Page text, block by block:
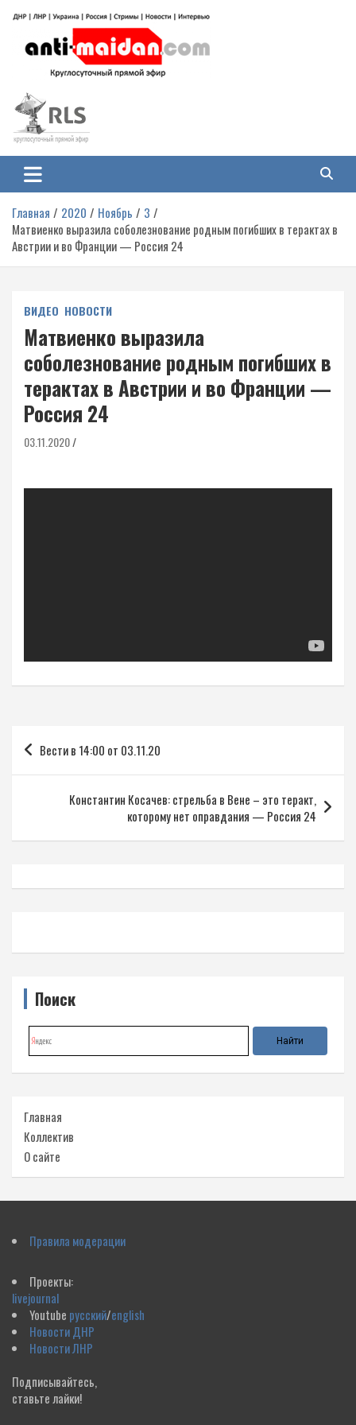
содержимому
Антимайдан: Гражданская война
на Украине
гражданской войне на Украине, включая события в Новороссии, ДНР,
ЛНР и других регионах.
Главная 2020 Ноябрь
3
Матвиенко выразила соболезнование родным погибших в терактах в
Австрии и во Франции — Россия 24
ВИДЕО НОВОСТИ
Матвиенко выразила
соболезнование родным погибших в
терактах в Австрии и во Франции —
Россия 24
03.11.2020
Навигация
по
записям
Вести в 14:00 от 03.11.20
Константин Косачев: стрельба в Вене – это теракт,
которому нет оправдания — Россия 24
Поиск
Главная
Коллектив
О сайте
Правила модерации
Проекты:
livejournal
Youtube русский/english
Новости ДНР
Новости ЛНР
Подписывайтесь,
ставьте лайки!